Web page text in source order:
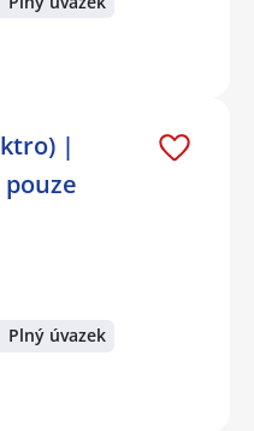
|
Plný úvazek